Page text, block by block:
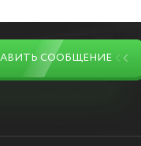
СООБЩЕНИЕ